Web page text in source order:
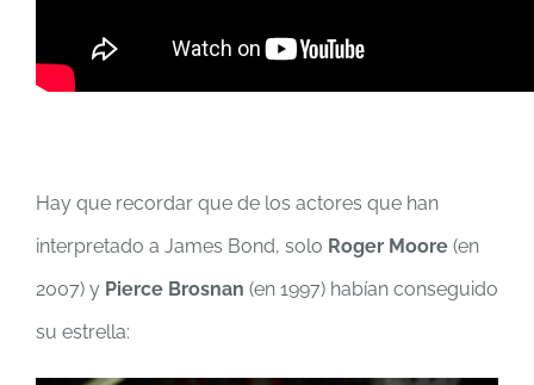
Hay que recordar que de los actores que han
interpretado a James Bond, solo Roger Moore (en
2007) y Pierce Brosnan (en 1997) habían conseguido
su estrella: